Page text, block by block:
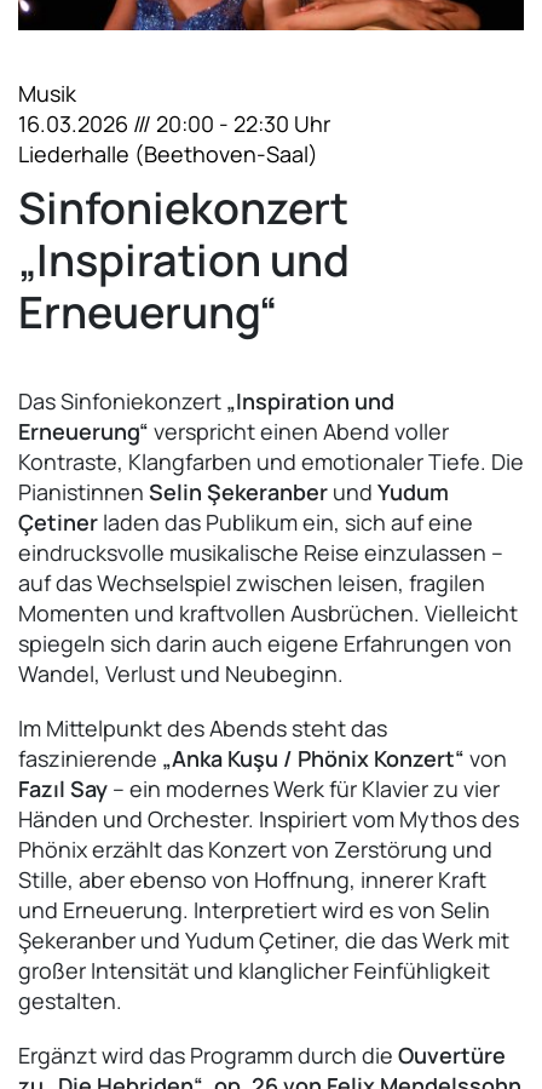
Musik
16.03.2026 /// 20:00 - 22:30 Uhr
Liederhalle (Beethoven-Saal)
Sinfoniekonzert
„Inspiration und
Erneuerung“
Das Sinfoniekonzert „Inspiration und
Erneuerung“ verspricht einen Abend voller
Kontraste, Klangfarben und emotionaler Tiefe. Die
Pianistinnen Selin Şekeranber und Yudum
Çetiner laden das Publikum ein, sich auf eine
eindrucksvolle musikalische Reise einzulassen –
auf das Wechselspiel zwischen leisen, fragilen
Momenten und kraftvollen Ausbrüchen. Vielleicht
spiegeln sich darin auch eigene Erfahrungen von
Wandel, Verlust und Neubeginn.
Im Mittelpunkt des Abends steht das
faszinierende „Anka Kuşu / Phönix Konzert“ von
Fazıl Say – ein modernes Werk für Klavier zu vier
Händen und Orchester. Inspiriert vom Mythos des
Phönix erzählt das Konzert von Zerstörung und
Stille, aber ebenso von Hoffnung, innerer Kraft
und Erneuerung. Interpretiert wird es von Selin
Şekeranber und Yudum Çetiner, die das Werk mit
großer Intensität und klanglicher Feinfühligkeit
gestalten.
Ergänzt wird das Programm durch die Ouvertüre